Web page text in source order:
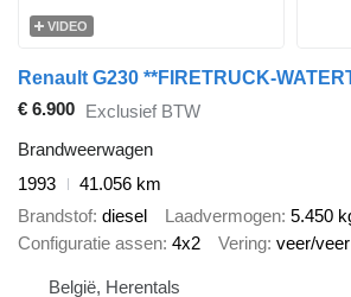
VIDEO
Renault G230 **FIRETRUCK-
€ 6.900 Exclusief BTW
Brandweerwagen
1993
41.056 km
Brandstof diesel Laadvermogen 5.450
Configuratie assen 4x2 Vering veer/veer
België, Herentals